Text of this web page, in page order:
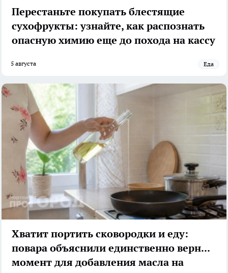
Перестаньте покупать блестящие
сухофрукты: узнайте, как распознать
опасную химию еще до похода на кассу
5 августа Еда
Хватит портить сковородки и еду:
повара объяснили единственно верный
момент для добавления масла на